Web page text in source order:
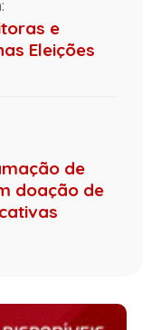
e
Eleições
de
doação de